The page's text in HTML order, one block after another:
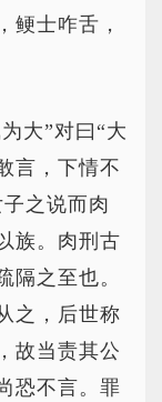
鲠士咋舌，
大”对曰“大
言，下情不
之说而肉
族。肉刑古
隔之至也。
之，后世称
故当责其公
恐不言。罪